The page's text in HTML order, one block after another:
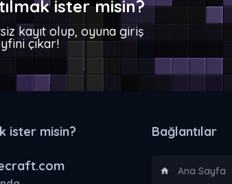
ister misin?
kayıt olup, oyuna giriş
çıkar!
ister misin? Bağlantılar
Ana Sayfa